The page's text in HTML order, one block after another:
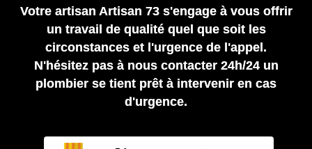
Votre artisan Artisan 73 s'engage à vous offrir
un travail de qualité quel que soit les
circonstances et l'urgence de l'appel.
N'hésitez pas à nous contacter 24h/24 un
plombier se tient prêt à intervenir en cas
d'urgence.